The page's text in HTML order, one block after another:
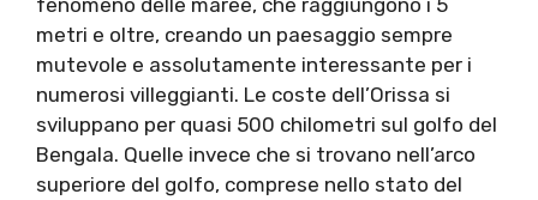
metri e oltre, creando un paesaggio sempre
mutevole e assolutamente interessante per i
numerosi villeggianti. Le coste dell’Orissa si
sviluppano per quasi 500 chilometri sul golfo del
Bengala. Quelle invece che si trovano nell’arco
superiore del golfo, comprese nello stato del